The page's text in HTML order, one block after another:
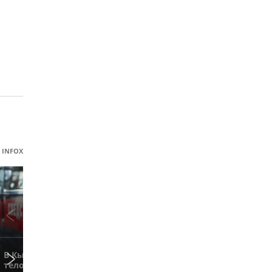
INFOX
В Кызыле найдено
тело второй